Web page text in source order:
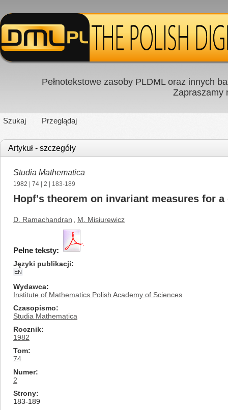
Pełnotekstowe zasoby PLDML oraz innych
Zapraszamy
Szukaj Przeglądaj
Artykuł - szczegóły
Studia Mathematica
1982 74 2 | 183-189
Hopf's theorem on invariant measures for
D. Ramachandran M. Misiurewicz
Pełne teksty:
Języki publikacji
EN
Wydawca
Institute of Mathematics Polish Academy of Sciences
Czasopismo
Studia Mathematica
Rocznik
1982
Tom
74
Numer
2
Strony
183-189